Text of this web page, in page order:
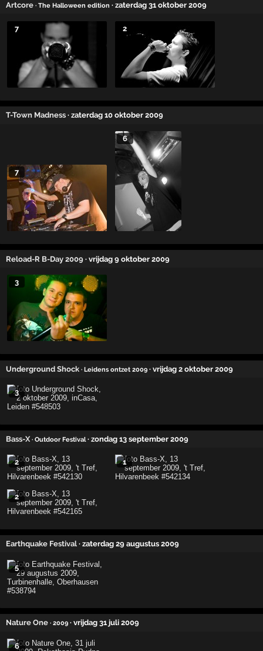
Artcore · The Halloween edition · zaterdag 31 oktober 2009
7 2
T-Town Madness · zaterdag 10 oktober 2009
7
6
Reload-R B-Day 2009 · vrijdag 9 oktober 2009
3
Underground Shock · Leidens ontzet 2009 · vrijdag 2 oktober 2009
3
Bass-X · Outdoor Festival · zondag 13 september 2009
2 1
2
Earthquake Festival · zaterdag 29 augustus 2009
5
Nature One · 2009 · vrijdag 31 juli 2009
6